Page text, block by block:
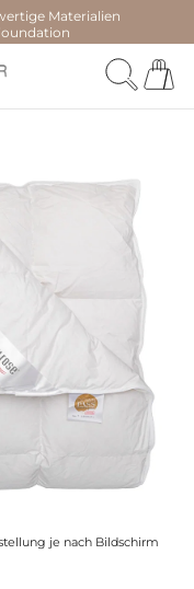
Materialien
je nach Bildschirm